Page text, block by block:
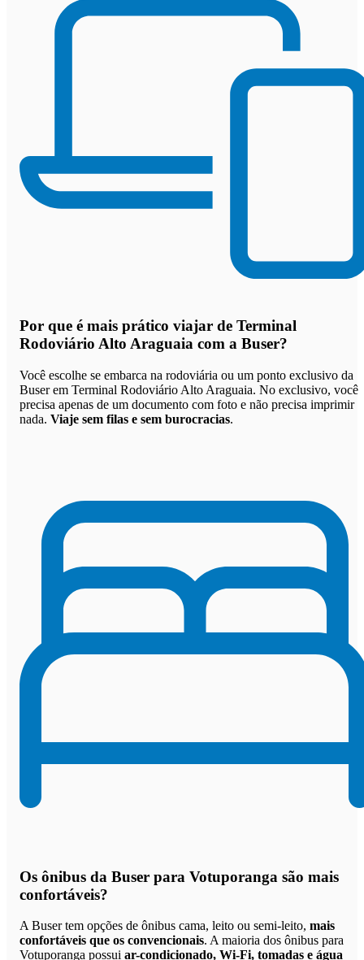
Por que é mais prático viajar de Terminal
Rodoviário Alto Araguaia com a Buser?
Você escolhe se embarca na rodoviária ou um ponto exclusivo da
Buser em Terminal Rodoviário Alto Araguaia. No exclusivo, você
precisa apenas de um documento com foto e não precisa imprimir
nada. Viaje sem filas e sem burocracias.
Os ônibus da Buser para Votuporanga são mais
confortáveis?
A Buser tem opções de ônibus cama, leito ou semi-leito, mais
confortáveis que os convencionais. A maioria dos ônibus para
Votuporanga possui ar-condicionado, Wi-Fi, tomadas e água